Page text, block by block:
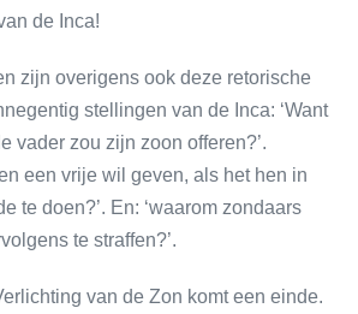
de Inca!
zijn overigens ook deze retorische
stellingen van de Inca: ‘Want
vader zou zijn zoon offeren?’.
een vrije wil geven, als het hen in
te doen?’. En: ‘waarom zondaars
te straffen?’.
van de Zon komt een einde.